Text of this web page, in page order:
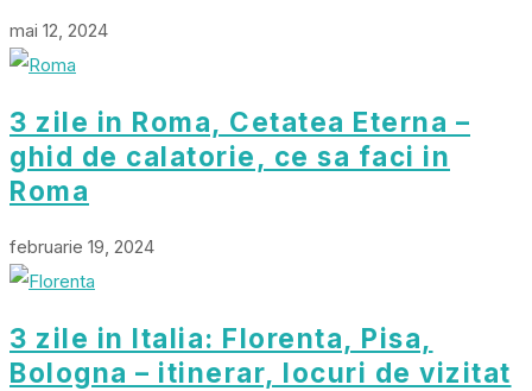
mai 12, 2024
3 zile in Roma, Cetatea Eterna –
ghid de calatorie, ce sa faci in
Roma
februarie 19, 2024
3 zile in Italia: Florenta, Pisa,
Bologna – itinerar, locuri de vizitat